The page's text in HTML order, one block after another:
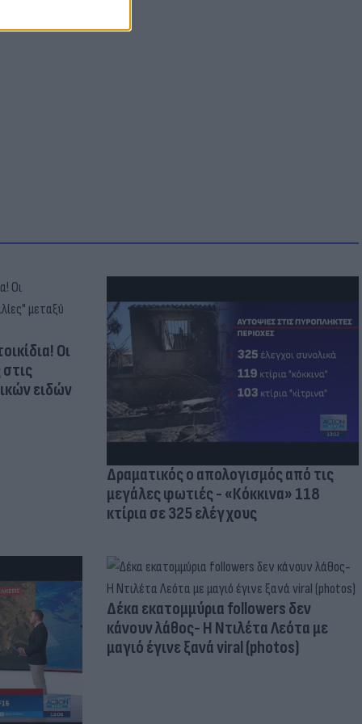
Οι
ειδών
Δραματικός ο απολογισμός από τις
μεγάλες φωτιές - «Κόκκινα» 118
κτίρια σε 325 ελέγχους
Δέκα εκατομμύρια followers δεν
κάνουν λάθος- Η Ντιλέτα Λεότα με
μαγιό έγινε ξανά viral (photos)